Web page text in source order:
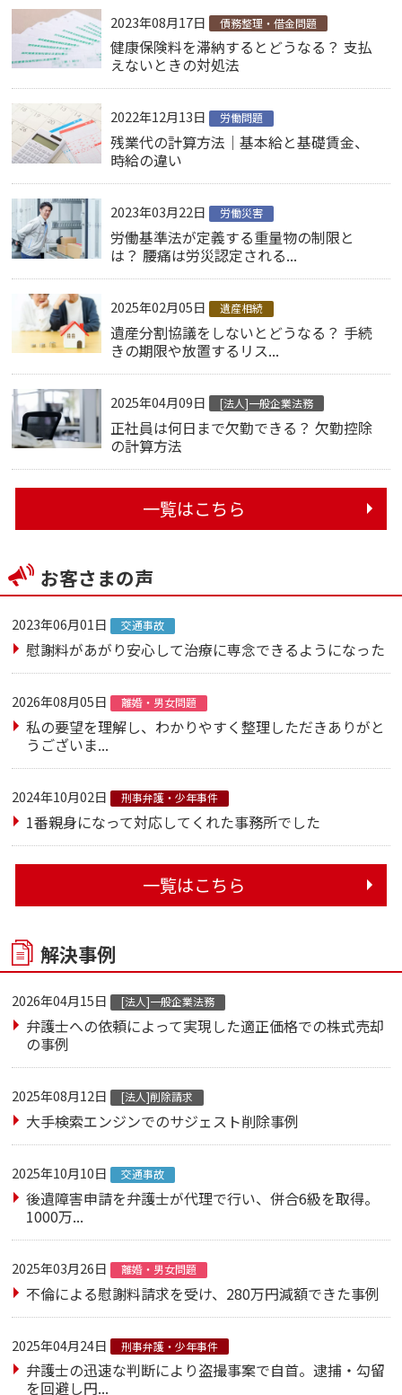
2023年08月17日 債務整理・借金問題
健康保険料を滞納するとどうなる？ 支払
えないときの対処法
2022年12月13日 労働問題
残業代の計算方法｜基本給と基礎賃金、
時給の違い
2023年03月22日 労働災害
労働基準法が定義する重量物の制限と
は？ 腰痛は労災認定される...
2025年02月05日 遺産相続
遺産分割協議をしないとどうなる？ 手続
きの期限や放置するリス...
2025年04月09日 [法人]一般企業法務
正社員は何日まで欠勤できる？ 欠勤控除
の計算方法
一覧はこちら
お客さまの声
2023年06月01日 交通事故
慰謝料があがり安心して治療に専念できるようになった
2026年08月05日 離婚・男女問題
私の要望を理解し、わかりやすく整理しただきありがと
うございま...
2024年10月02日 刑事弁護・少年事件
1番親身になって対応してくれた事務所でした
一覧はこちら
解決事例
2026年04月15日 [法人]一般企業法務
弁護士への依頼によって実現した適正価格での株式売却
の事例
2025年08月12日 [法人]削除請求
大手検索エンジンでのサジェスト削除事例
2025年10月10日 交通事故
後遺障害申請を弁護士が代理で行い、併合6級を取得。
1000万...
2025年03月26日 離婚・男女問題
不倫による慰謝料請求を受け、280万円減額できた事例
2025年04月24日 刑事弁護・少年事件
弁護士の迅速な判断により盗撮事案で自首。逮捕・勾留
を回避し円...